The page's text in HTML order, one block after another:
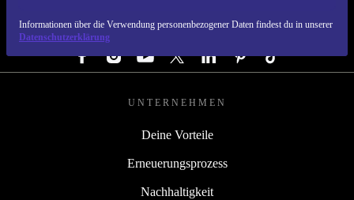
Informationen über die Verwendung personenbezogener Daten findest du in unserer
Datenschutzerklärung
FOLGE UNS
UNTERNEHMEN
Deine Vorteile
Erneuerungsprozess
Nachhaltigkeit